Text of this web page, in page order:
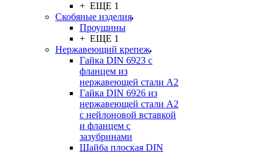
+ ЕЩЕ 1
Скобяные изделия
Проушины
+ ЕЩЕ 1
Нержавеющий крепеж
Гайка DIN 6923 с
фланцем из
нержавеющей стали А2
Гайка DIN 6926 из
нержавеющей стали А2
с нейлоновой вставкой
и фланцем с
зазубринами
Шайба плоская DIN